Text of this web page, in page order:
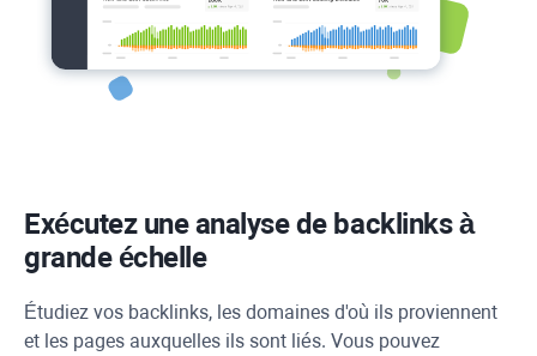
Exécutez une analyse de backlinks à
grande échelle
Étudiez vos backlinks, les domaines d'où ils proviennent
et les pages auxquelles ils sont liés. Vous pouvez